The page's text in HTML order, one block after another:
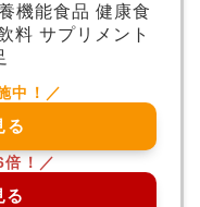
機能食品 健康食
料 サプリメント
る
る